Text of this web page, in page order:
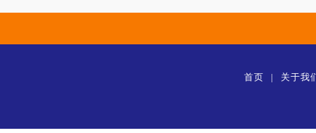
首页 | 关于我